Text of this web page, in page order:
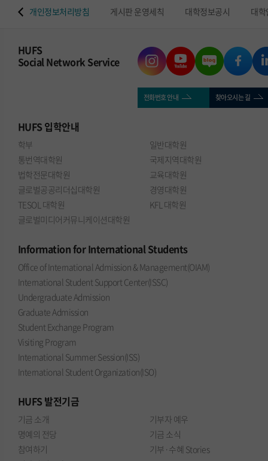
개인정보처리방침 게시판 운영세칙 대학정보공시 대
HUFS
Social Network Service
전화번호 안내 찾아오시는 길
HUFS 입학안내
학부
일반대학원
통번역대학원
국제지역대학원
법학전문대학원
교육대학원
글로벌공공리더십대학원
경영대학원
TESOL 대학원
KFL 대학원
글로벌미디어커뮤니케이션대학원
Informationfor International Students
Office of International Admission & Management(OIAM)
International Student Support Center(ISSC)
Undergraduate Admission
Graduate Admission
Student Exchange Program
Visiting Program
International Summer Session(ISS)
International Student Organization(ISO)
HUFS 발전기금
기금 소개
기부자 예우
명예의 전당
기금 소식
참여하기
기부·수혜 Stories